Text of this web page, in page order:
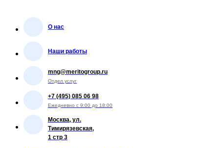
О нас
Наши работы
mng@meritogroup.ru
Отдел услуг
+7 (495) 085 06 98
Ежедневно с 9:00 до 18:00
Москва, ул.
Тимирязевская,
1 стр 3